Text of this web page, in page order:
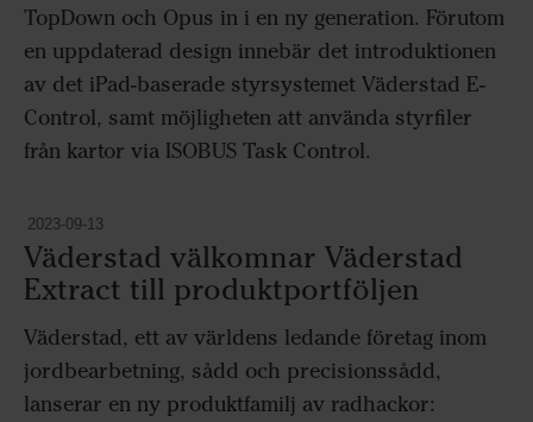
TopDown och Opus in i en ny generation. Förutom
en uppdaterad design innebär det introduktionen
av det iPad-baserade styrsystemet Väderstad E-
Control, samt möjligheten att använda styrfiler
från kartor via ISOBUS Task Control.
2023-09-13
Väderstad välkomnar Väderstad
Extract till produktportföljen
Väderstad, ett av världens ledande företag inom
jordbearbetning, sådd och precisionssådd,
lanserar en ny produktfamilj av radhackor: